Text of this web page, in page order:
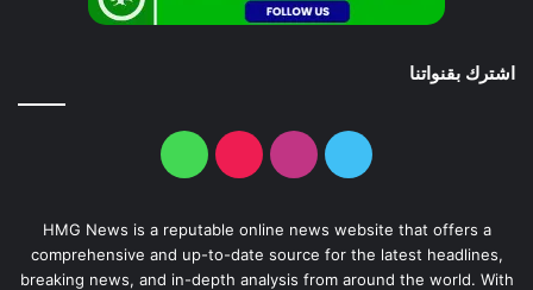
اشترك بقنواتنا
HMG News is a reputable online news website that offers a
comprehensive and up-to-date source for the latest headlines,
breaking news, and in-depth analysis from around the world. With